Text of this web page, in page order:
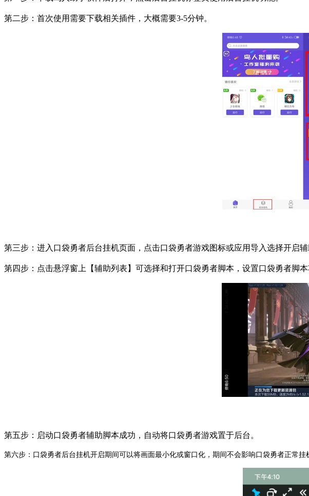
第二步：首次使用需要下载相关插件，大概需要3-5分钟。
第三步：进入口袋勇者后台挂机页面，点击口袋勇者游戏图标或应用导入选择开启辅
第四步：点击悬浮窗上【辅助列表】可选择和打开口袋勇者脚本，设置口袋勇者脚本
第五步：启动口袋勇者辅助脚本成功，自动将口袋勇者游戏置于后台。
第六步：口袋勇者后台挂机开启期间可以将画面最小化或窗口化，期间不会影响口袋勇者正常挂